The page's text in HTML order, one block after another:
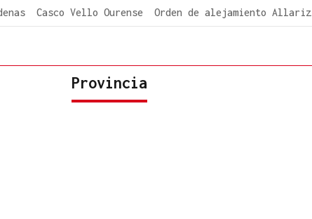
Casco Vello Ourense Orden de alejamiento Allariz
Provincia